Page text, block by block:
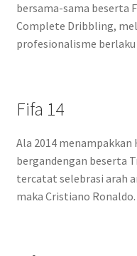
bersama-sama beserta
Complete Dribbling,
profesionalisme
Fifa 14
Ala 2014
bergandengan beserta
tercatat selebrasi arah
maka Cristiano Ronaldo.